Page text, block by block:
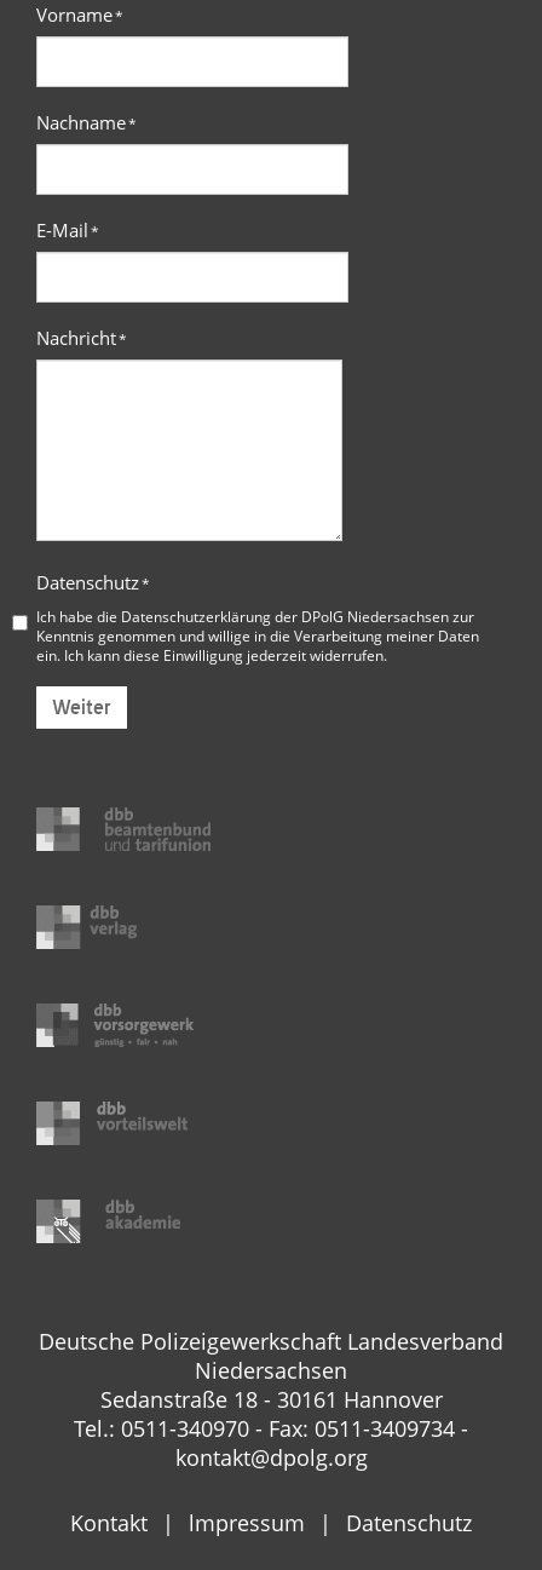
Vorname*
Nachname*
E-Mail*
Nachricht*
Datenschutz*
Ich habe die Datenschutzerklärung der DPolG Niedersachsenzur
Kenntnis genommen und willige in die Verarbeitung meiner Daten
ein. Ich kann diese Einwilligung jederzeit widerrufen.
Weiter
Deutsche Polizeigewerkschaft Landesverband
Niedersachsen
Sedanstraße 18 - 30161 Hannover
Tel.: 0511-340970 - Fax: 0511-3409734 -
kontakt@dpolg.org
Kontakt lmpressum Datenschutz